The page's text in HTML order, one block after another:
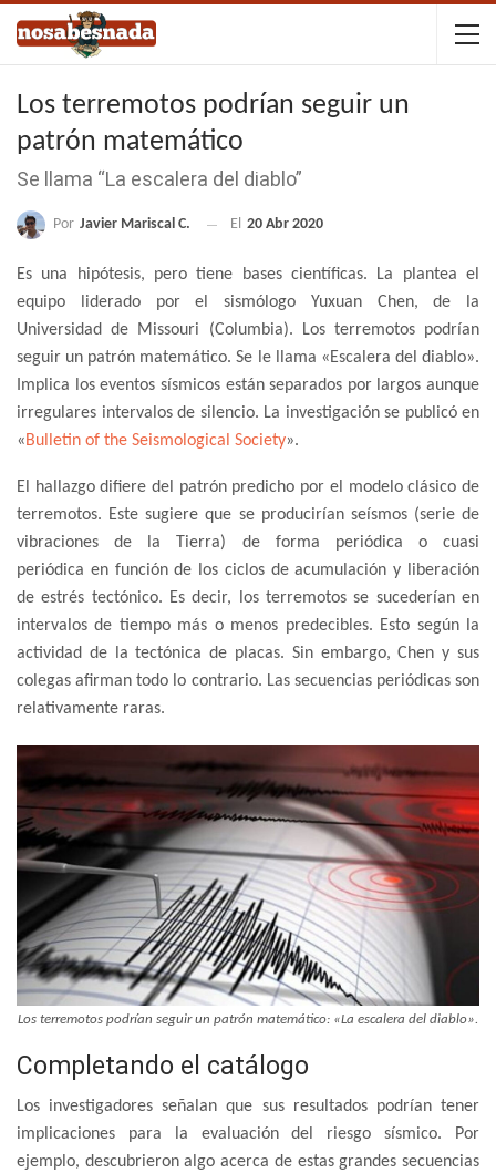
Los terremotos podrían seguir un
patrón matemático
Se llama “La escalera del diablo”
Por Javier Mariscal C. El 20 Abr 2020
Es una hipótesis, pero tiene bases científicas. La plantea el
equipo liderado por el sismólogo Yuxuan Chen, de la
Universidad de Missouri (Columbia). Los terremotos podrían
seguir un patrón matemático. Se le llama «Escalera del diablo».
Implica los eventos sísmicos están separados por largos aunque
irregulares intervalos de silencio. La investigación se publicó en
«Bulletin of the Seismological Society».
El hallazgo difiere del patrón predicho por el modelo clásico de
terremotos. Este sugiere que se producirían seísmos (serie de
vibraciones de la Tierra) de forma periódica o cuasi
periódica en función de los ciclos de acumulación y liberación
de estrés tectónico. Es decir, los terremotos se sucederían en
intervalos de tiempo más o menos predecibles. Esto según la
actividad de la tectónica de placas. Sin embargo, Chen y sus
colegas afirman todo lo contrario. Las secuencias periódicas son
relativamente raras.
Los terremotos podrían seguir un patrón matemático: «La escalera del diablo».
Completando el catálogo
Los investigadores señalan que sus resultados podrían tener
implicaciones para la evaluación del riesgo sísmico. Por
ejemplo, descubrieron algo acerca de estas grandes secuencias